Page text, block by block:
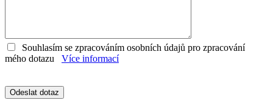
Souhlasím se zpracováním osobních údajů pro zpracování
mého dotazu
Více informací